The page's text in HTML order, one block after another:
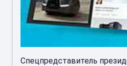
Спецпредставитель